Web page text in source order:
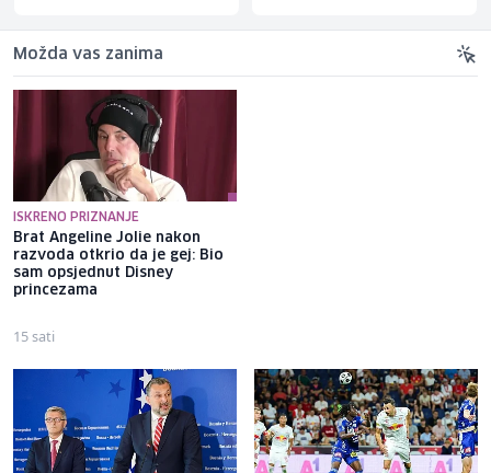
Možda vas zanima
ISKRENO PRIZNANJE
Brat Angeline Jolie nakon
razvoda otkrio da je gej: Bio
sam opsjednut Disney
princezama
15 sati